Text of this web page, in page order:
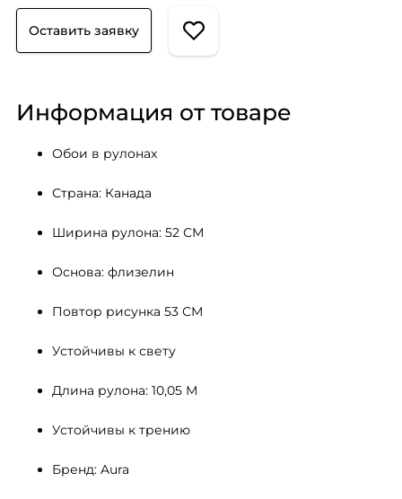
Оставить заявку
Информация от товаре
Обои в рулонах
Страна: Канада
Ширина рулона: 52 СМ
Основа: флизелин
Повтор рисунка 53 СМ
Устойчивы к свету
Длина рулона: 10,05 М
Устойчивы к трению
Бренд: Aura